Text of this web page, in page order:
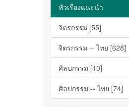
หัวเรื่องแนะนำ
จิตรกรรม [55]
จิตรกรรม -- ไทย [628]
ศิลปกรรม [10]
ศิลปกรรม -- ไทย [74]